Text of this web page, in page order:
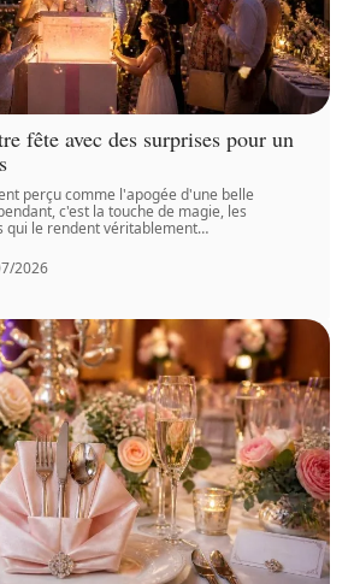
fête avec des surprises pour un
perçu comme l'apogée d'une belle
c'est la touche de magie, les
qui le rendent véritablement…
2026